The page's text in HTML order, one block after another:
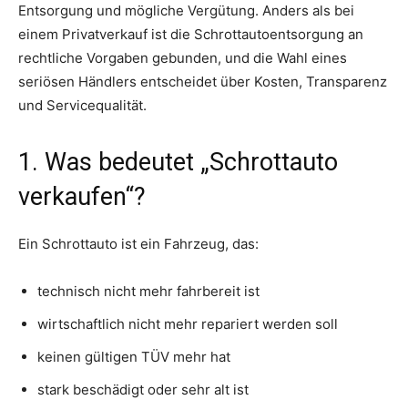
Entsorgung und mögliche Vergütung. Anders als bei
einem Privatverkauf ist die Schrottautoentsorgung an
rechtliche Vorgaben gebunden, und die Wahl eines
seriösen Händlers entscheidet über Kosten, Transparenz
und Servicequalität.
1. Was bedeutet „Schrottauto
verkaufen“?
Ein Schrottauto ist ein Fahrzeug, das:
technisch nicht mehr fahrbereit ist
wirtschaftlich nicht mehr repariert werden soll
keinen gültigen TÜV mehr hat
stark beschädigt oder sehr alt ist